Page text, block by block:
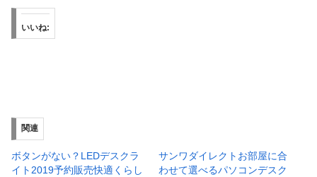
いいね:
関連
ボタンがない？LEDデスクラ
イト2019予約販売快適くらし
サンワダイレクトお部屋に合
わせて選べるパソコンデスク